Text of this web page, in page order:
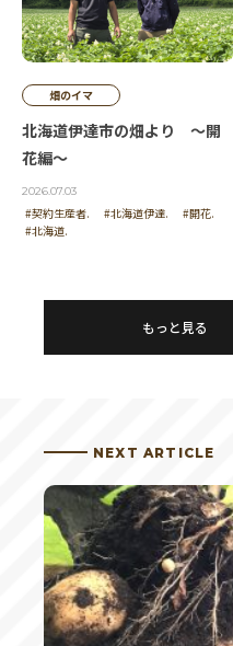
畑のイマ
北海道伊達市の畑より ～開
花編～
2026.07.03
#契約生産者. #北海道伊達.
#開花.
#北海道.
もっと見る
NEXT ARTICLE